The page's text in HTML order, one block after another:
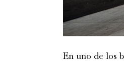
En uno de los